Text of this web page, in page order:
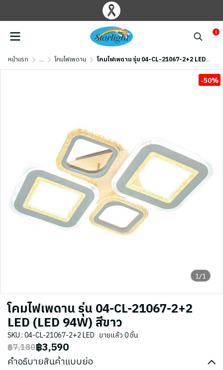
0
หน้าแรก ... โคมไฟเพดาน โคมไฟเพดาน รุ่น 04-CL-21067-2+2 LED (LED 94W) สีขาว
1/1
-50%
โคมไฟเพดาน รุ่น 04-CL-21067-2+2
LED (LED 94W) สีขาว
SKU : 04-CL-21067-2+2 LED ขายแล้ว 0 ชิ้น
฿7,180฿3,590
คำอธิบายสินค้าแบบย่อ